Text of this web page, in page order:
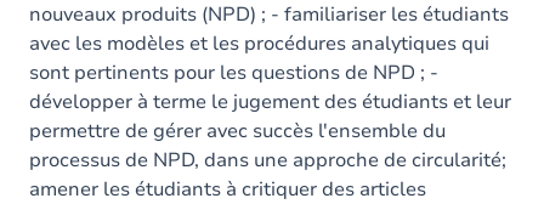
nouveaux produits (NPD) ; - familiariser les étudiants
avec les modèles et les procédures analytiques qui
sont pertinents pour les questions de NPD ; -
développer à terme le jugement des étudiants et leur
permettre de gérer avec succès l'ensemble du
processus de NPD, dans une approche de circularité;
amener les étudiants à critiquer des articles